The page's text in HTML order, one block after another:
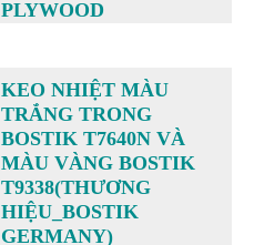
PLYWOOD
KEO NHIỆT MÀU
TRẮNG TRONG
BOSTIK T7640N VÀ
MÀU VÀNG BOSTIK
T9338(THƯƠNG
HIỆU_BOSTIK
GERMANY)